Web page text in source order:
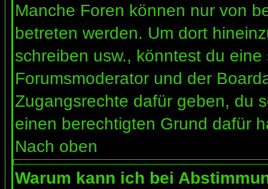
Manche Foren können nur von
betreten werden. Um dort
schreiben usw., könntest du
Forumsmoderator und der
Zugangsrechte dafür geben, du
einen berechtigten Grund dafür
Nach oben
Warum kann ich bei